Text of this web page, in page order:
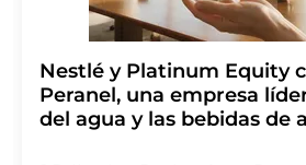
Nestlé y Platinum Equity
Peranel, una empresa
del agua y las bebidas de